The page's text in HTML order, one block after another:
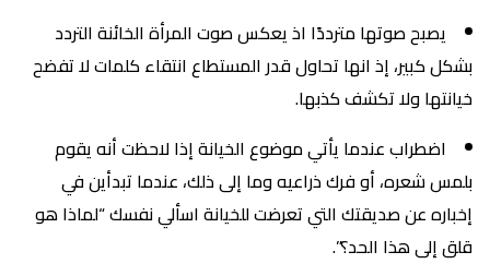
يصبح صوتها مترددًا اذ يعكس صوت المرأة الخائنة التردد
بشكل كبير، إذ انها تحاول قدر المستطاع انتقاء كلمات لا تفضح
خيانتها ولا تكشف كذبها.
اضطراب عندما يأتي موضوع الخيانة إذا لاحظت أنه يقوم
بلمس شعره، أو فرك ذراعيه وما إلى ذلك، عندما تبدأين في
إخباره عن صديقتك التي تعرضت للخيانة اسألي نفسك “لماذا هو
قلق إلى هذا الحد؟”.